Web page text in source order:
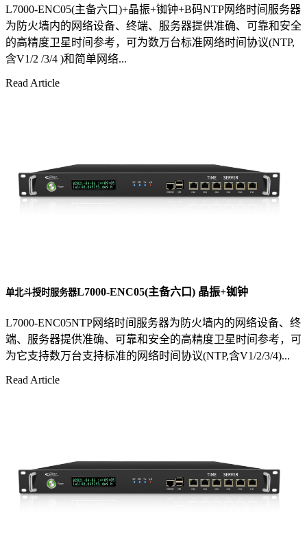
L7000-ENC05(主备六口)+晶振+铷钟+B码NTP网络时间服务器
为防火墙内的网络设备、终端、服务器提供准确、可靠和安全
的高精度卫星时间参考，可为数万台标准网络时间协议(NTP,
含V1/2 /3/4 )和简单网络...
Read Article
单北斗授时服务器L7000-ENC05(主备六口) 晶振+铷钟
L7000-ENC05NTP网络时间服务器为防火墙内的网络设备、终
端、服务器提供准确、可靠和安全的高精度卫星时间参考，可
为它支持数万台支持标准的网络时间协议(NTP,含V1/2/3/4)...
Read Article